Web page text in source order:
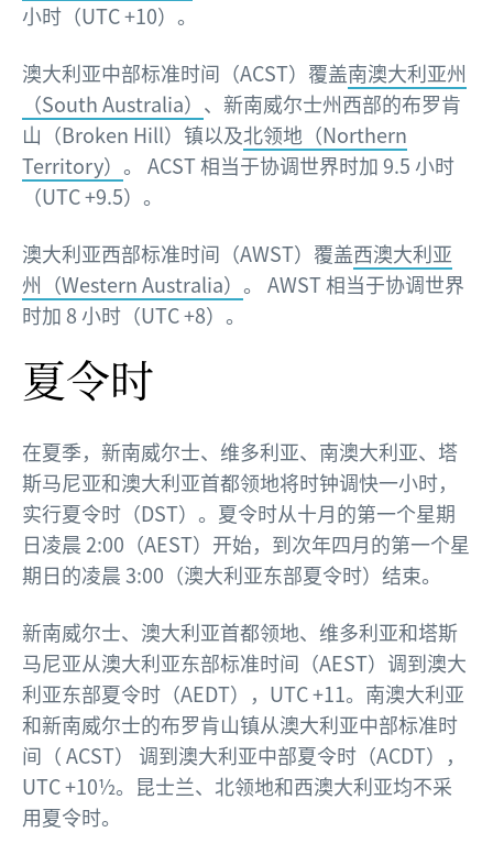
小时（UTC +10）。
澳大利亚中部标准时间（ACST）覆盖南澳大利亚州
（South Australia） 、新南威尔士州西部的布罗肯
山（Broken Hill）镇以及北领地（Northern
Territory） 。 ACST 相当于协调世界时加 9.5 小时
（UTC +9.5）。
澳大利亚西部标准时间（AWST）覆盖西澳大利亚
州（Western Australia） 。 AWST 相当于协调世界
时加 8 小时（UTC +8）。
夏令时
在夏季，新南威尔士、维多利亚、南澳大利亚、塔
斯马尼亚和澳大利亚首都领地将时钟调快一小时，
实行夏令时（DST）。夏令时从十月的第一个星期
日凌晨 2:00（AEST）开始，到次年四月的第一个星
期日的凌晨 3:00（澳大利亚东部夏令时）结束。
新南威尔士、澳大利亚首都领地、维多利亚和塔斯
马尼亚从澳大利亚东部标准时间（AEST）调到澳大
利亚东部夏令时（AEDT），UTC +11。南澳大利亚
和新南威尔士的布罗肯山镇从澳大利亚中部标准时
间（ ACST） 调到澳大利亚中部夏令时（ACDT），
UTC +10½。昆士兰、北领地和西澳大利亚均不采
用夏令时。